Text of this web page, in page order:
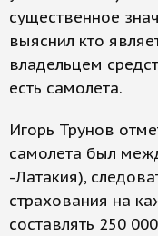
существенное
выяснил кто
владельцем
есть самолета.
Игорь Трунов
самолета был
-Латакия),
страхования на
составлять 250